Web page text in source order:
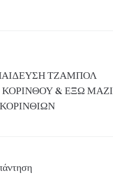
ΤΖΑΜΠΟΛ
& ΕΞΩ ΜΑΖΙ